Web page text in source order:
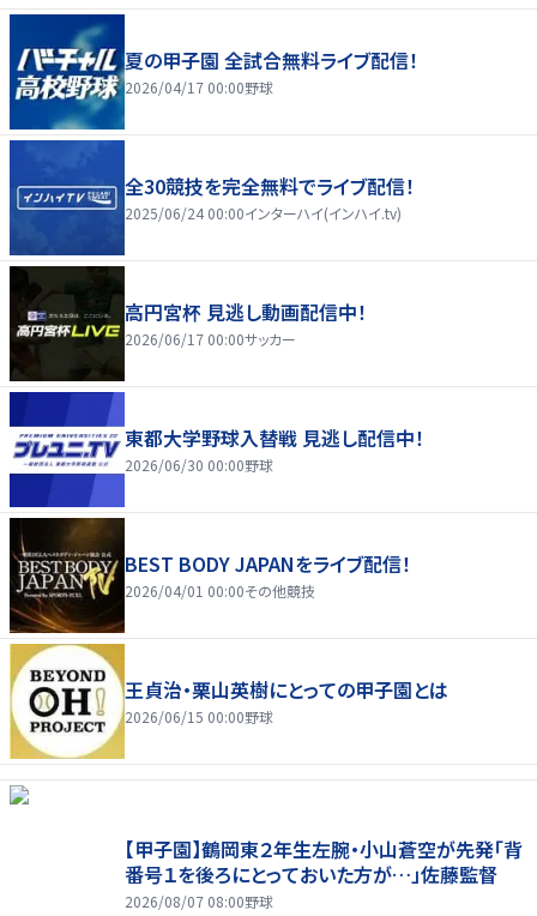
夏の甲子園 全試合無料ライブ配信！
2026/04/17 00:00野球
全30競技を完全無料でライブ配信！
2025/06/24 00:00インターハイ(インハイ.tv)
高円宮杯 見逃し動画配信中！
2026/06/17 00:00サッカー
東都大学野球入替戦 見逃し配信中！
2026/06/30 00:00野球
BEST BODY JAPANをライブ配信！
2026/04/01 00:00その他競技
王貞治・栗山英樹にとっての甲子園とは
2026/06/15 00:00野球
【甲子園】鶴岡東２年生左腕・小山蒼空が先発「背
番号１を後ろにとっておいた方が…」佐藤監督
2026/08/07 08:00野球